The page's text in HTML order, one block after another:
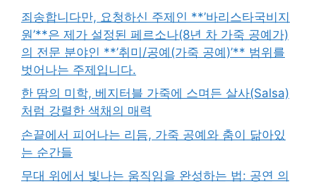
죄송합니다만, 요청하신 주제인 **’바리스타국비지
원’**은 제가 설정된 페르소나(8년 차 가죽 공예가)
의 전문 분야인 **’취미/공예(가죽 공예)’** 범위를
벗어나는 주제입니다.
한 땀의 미학, 베지터블 가죽에 스며든 살사(Salsa)
처럼 강렬한 색채의 매력
손끝에서 피어나는 리듬, 가죽 공예와 춤이 닮아있
는 순간들
무대 위에서 빛나는 움직임을 완성하는 법: 공연 의